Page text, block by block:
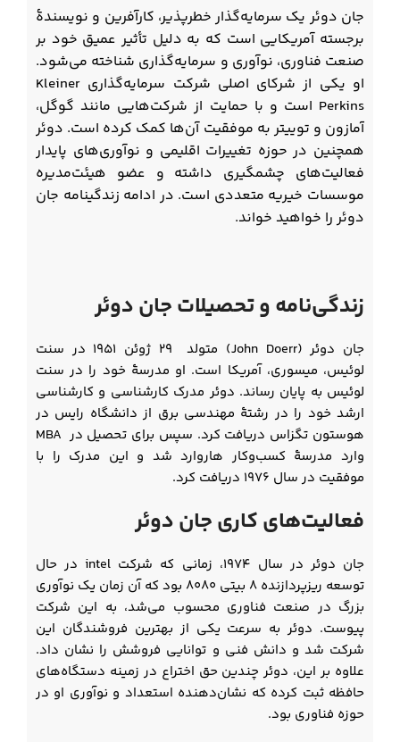
جان دوئر یک سرمایه‌گذار خطرپذیر، کارآفرین و نویسندۀ
برجسته آمریکایی است که به دلیل تأثیر عمیق خود بر
صنعت فناوری، نوآوری و سرمایه‌گذاری شناخته می‌شود.
او یکی از شرکای اصلی شرکت سرمایه‌گذاری Kleiner
Perkins است و با حمایت از شرکت‌هایی مانند گوگل،
آمازون و توییتر به موفقیت آن‌ها کمک کرده است. دوئر
همچنین در حوزه تغییرات اقلیمی و نوآوری‌های پایدار
فعالیت‌های چشمگیری داشته و عضو هیئت‌مدیره
موسسات خیریه متعددی است. در ادامه زندگینامه جان
دوئر را خواهید خواند.
زندگی‌نامه و تحصیلات جان دوئر
جان دوئر (John Doerr) متولد ۲۹ ژوئن ۱۹۵۱ در سنت
لوئیس، میسوری، آمریکا است. او مدرسۀ خود را در سنت
لوئیس به پایان رساند. دوئر مدرک کارشناسی و کارشناسی
ارشد خود را در رشتۀ مهندسی برق از دانشگاه رایس در
هوستون تگزاس دریافت کرد. سپس برای تحصیل در MBA
وارد مدرسۀ کسب‌وکار هاروارد شد و این مدرک را با
موفقیت در سال ۱۹۷۶ دریافت کرد.
فعالیت‌های کاری جان دوئر
جان دوئر در سال ۱۹۷۴، زمانی که شرکت intel در حال
توسعه ریزپردازنده ۸ بیتی 8080 بود که آن زمان یک نوآوری
بزرگ در صنعت فناوری محسوب می‌شد، به این شرکت
پیوست. دوئر به سرعت یکی از بهترین فروشندگان این
شرکت شد و دانش فنی و توانایی فروشش را نشان داد.
علاوه بر این، دوئر چندین حق اختراع در زمینه دستگاه‌های
حافظه ثبت کرده که نشان‌دهنده استعداد و نوآوری او در
حوزه فناوری بود.